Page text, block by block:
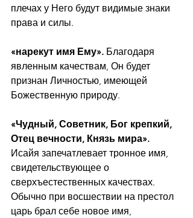
плечах у Него будут видимые знаки
права и силы.
«нарекут имя Ему». Благодаря
явленным качествам, Он будет
признан Личностью, имеющей
Божественную природу.
«Чудный, Советник, Бог крепкий,
Отец вечности, Князь мира».
Исайя запечатлевает тронное имя,
свидетельствующее о
сверхъестественных качествах.
Обычно при восшествии на престол
царь брал себе новое имя,